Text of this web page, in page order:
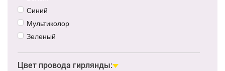
Синий
Мультиколор
Зеленый
Розовый
Цвет провода гирлянды: